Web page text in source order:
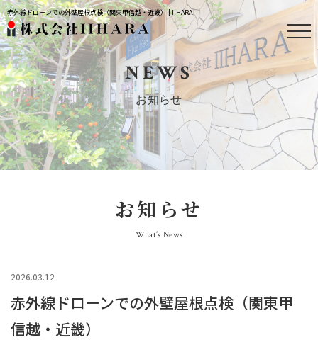
赤外線ドローンでの外壁屋根点検（関東甲信越・近畿） | IIHARA
NEWS
お知らせ
お知らせ
What’s News
2026.03.12
赤外線ドローンでの外壁屋根点検（関東甲
信越・近畿）